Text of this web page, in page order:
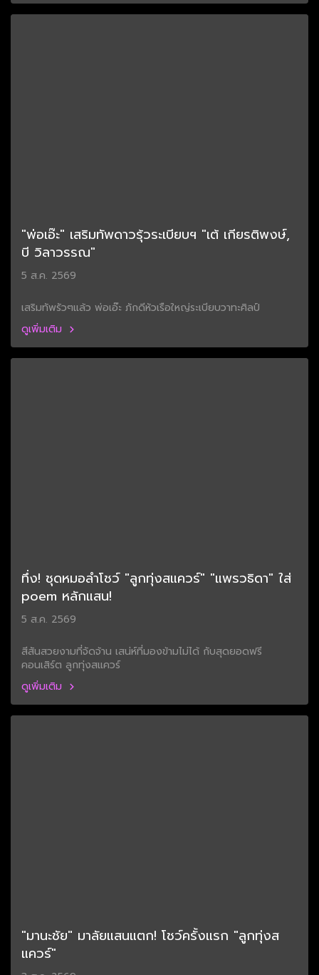
"พ่อเอ๊ะ" เสริมทัพดาวรุ้วระเบียบฯ "เต้ เกียรติพงษ์,
บี วิลาวรรณ"
5 ส.ค. 2569
เสริมทัพรัวๆแล้ว พ่อเอ๊ะ ภักดีหัวเรือใหญ่ระเบียบวาทะศิลป์
ดูเพิ่มเติม
ทึ่ง! ชุดหมอลำโชว์ "ลูกทุ่งสแควร์" "แพรวธิดา" ใส่
poem หลักแสน!
5 ส.ค. 2569
สีสันสวยงามที่จัดจ้าน เสน่ห์ที่มองข้ามไม่ได้ กับสุดยอดฟรี
คอนเสิร์ต ลูกทุ่งสแควร์
ดูเพิ่มเติม
"มานะชัย" มาลัยแสนแตก! โชว์ครั้งแรก "ลูกทุ่งส
แควร์"